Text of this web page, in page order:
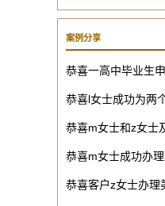
案例分享
恭喜一高中毕业生
恭喜l女士成功为两
恭喜m女士和z女士
恭喜m女士成功办
恭喜客户z女士办理